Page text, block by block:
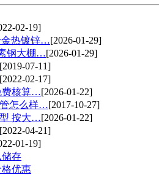
02-19]
金热镀锌…[2026-01-29]
钢大棚…[2026-01-29]
[2019-07-11]
[2022-02-17]
费核算…[2026-01-22]
怎么样…[2017-10-27]
按大…[2026-01-22]
[2022-04-21]
01-19]
储存
优惠